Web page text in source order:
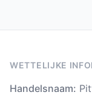
WETTELIJKE
Handelsnaam: